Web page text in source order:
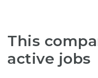
This
active jobs